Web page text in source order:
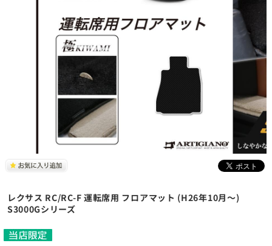
レクサス RC/RC-F 運転席用 フロアマット (H26年10月～)
S3000Gシリーズ